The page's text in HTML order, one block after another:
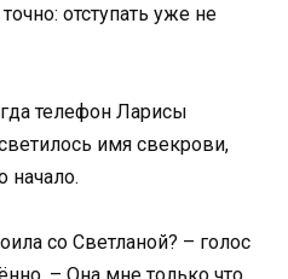
отступать уже не
телефон Ларисы
имя свекрови,
начало.
со Светланой? – голос